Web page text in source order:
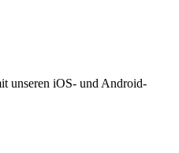
unseren iOS- und Android-